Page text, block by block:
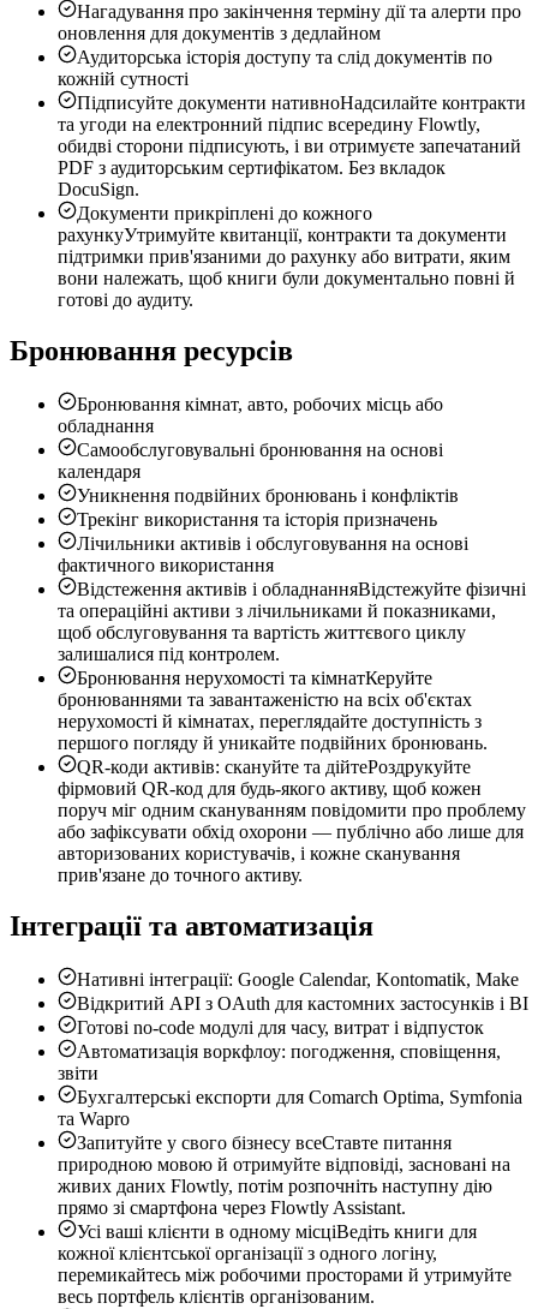
Нагадування про закінчення терміну дії та алерти про
оновлення для документів з дедлайном
Аудиторська історія доступу та слід документів по
кожній сутності
Підписуйте документи нативноНадсилайте контракти
та угоди на електронний підпис всередину Flowtly,
обидві сторони підписують, і ви отримуєте запечатаний
PDF з аудиторським сертифікатом. Без вкладок
DocuSign.
Документи прикріплені до кожного
рахункуУтримуйте квитанції, контракти та документи
підтримки прив'язаними до рахунку або витрати, яким
вони належать, щоб книги були документально повні й
готові до аудиту.
Бронювання ресурсів
Бронювання кімнат, авто, робочих місць або
обладнання
Самообслуговувальні бронювання на основі
календаря
Уникнення подвійних бронювань і конфліктів
Трекінг використання та історія призначень
Лічильники активів і обслуговування на основі
фактичного використання
Відстеження активів і обладнанняВідстежуйте фізичні
та операційні активи з лічильниками й показниками,
щоб обслуговування та вартість життєвого циклу
залишалися під контролем.
Бронювання нерухомості та кімнатКеруйте
бронюваннями та завантаженістю на всіх об'єктах
нерухомості й кімнатах, переглядайте доступність з
першого погляду й уникайте подвійних бронювань.
QR-коди активів: скануйте та дійтеРоздрукуйте
фірмовий QR-код для будь-якого активу, щоб кожен
поруч міг одним скануванням повідомити про проблему
або зафіксувати обхід охорони — публічно або лише для
авторизованих користувачів, і кожне сканування
прив'язане до точного активу.
Інтеграції та автоматизація
Нативні інтеграції: Google Calendar, Kontomatik, Make
Відкритий API з OAuth для кастомних застосунків і BI
Готові no-code модулі для часу, витрат і відпусток
Автоматизація воркфлоу: погодження, сповіщення,
звіти
Бухгалтерські експорти для Comarch Optima, Symfonia
та Wapro
Запитуйте у свого бізнесу всеСтавте питання
природною мовою й отримуйте відповіді, засновані на
живих даних Flowtly, потім розпочніть наступну дію
прямо зі смартфона через Flowtly Assistant.
Усі ваші клієнти в одному місціВедіть книги для
кожної клієнтської організації з одного логіну,
перемикайтесь між робочими просторами й утримуйте
весь портфель клієнтів організованим.